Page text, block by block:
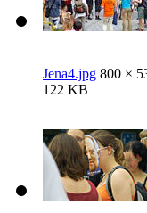
Jena4.jpg 800 ×
122 KB